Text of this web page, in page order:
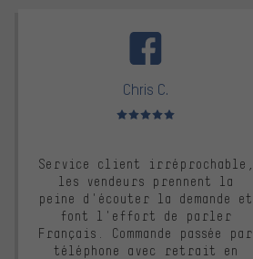
Chris C.
Note moyenne : 5 sur 5
Service client irréprochable,
les vendeurs prennent la
peine d'écouter la demande et
font l'effort de parler
Français. Commande passée par
téléphone avec retrait en